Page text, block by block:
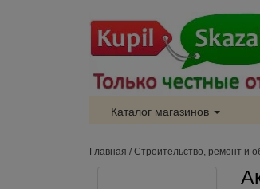
Каталог магазинов
Главная / Строительство, ремонт и